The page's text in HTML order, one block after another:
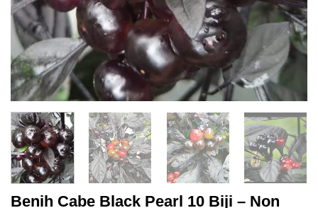
Benih Cabe Black Pearl 10 Biji – Non